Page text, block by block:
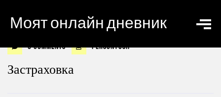
Моят онлайн дневник
0 Comments personyosif
Застраховка